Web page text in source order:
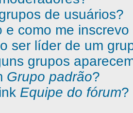
de usuários?
e como me
ser líder de um
grupos
Grupo padrão?
Equipe do fórum?